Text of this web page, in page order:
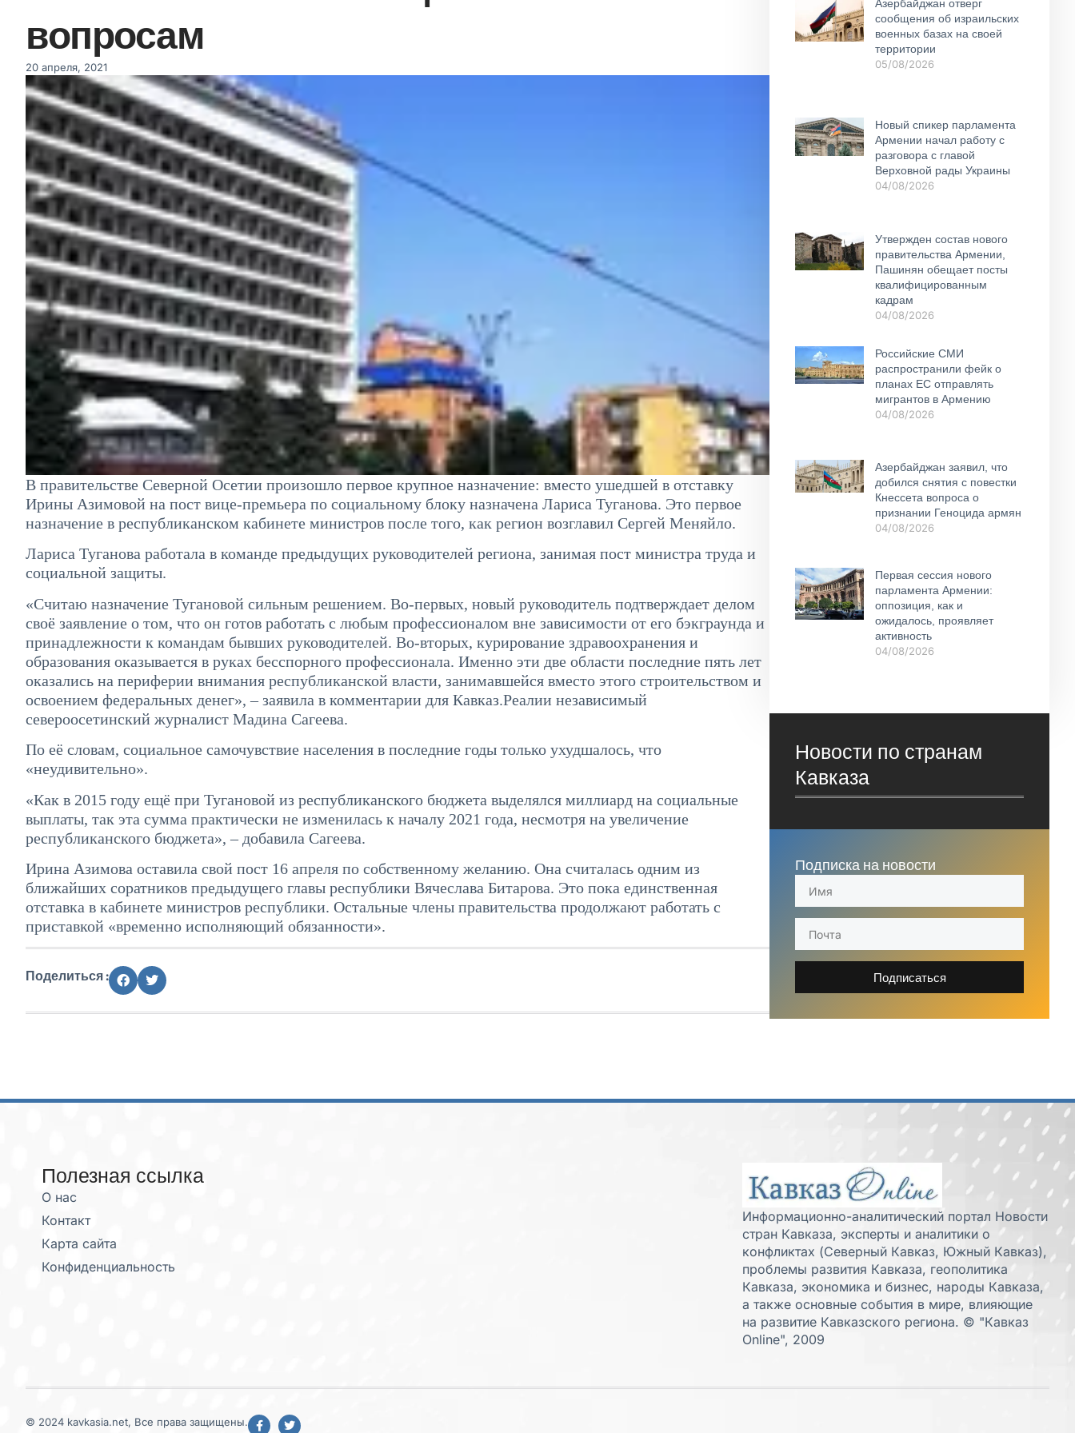
вопросам
20 апреля, 2021
В правительстве Северной Осетии произошло первое крупное назначение: вместо ушедшей в отставку
Ирины Азимовой на пост вице-премьера по социальному блоку назначена Лариса Туганова. Это первое
назначение в республиканском кабинете министров после того, как регион возглавил Сергей Меняйло.
Лариса Туганова работала в команде предыдущих руководителей региона, занимая пост министра труда и
социальной защиты.
«Считаю назначение Тугановой сильным решением. Во-первых, новый руководитель подтверждает делом
своё заявление о том, что он готов работать с любым профессионалом вне зависимости от его бэкграунда и
принадлежности к командам бывших руководителей. Во-вторых, курирование здравоохранения и
образования оказывается в руках бесспорного профессионала. Именно эти две области последние пять лет
оказались на периферии внимания республиканской власти, занимавшейся вместо этого строительством и
освоением федеральных денег», – заявила в комментарии для Кавказ.Реалии независимый
североосетинский журналист Мадина Сагеева.
По её словам, социальное самочувствие населения в последние годы только ухудшалось, что
«неудивительно».
«Как в 2015 году ещё при Тугановой из республиканского бюджета выделялся миллиард на социальные
выплаты, так эта сумма практически не изменилась к началу 2021 года, несмотря на увеличение
республиканского бюджета», – добавила Сагеева.
Ирина Азимова оставила свой пост 16 апреля по собственному желанию. Она считалась одним из
ближайших соратников предыдущего главы республики Вячеслава Битарова. Это пока единственная
отставка в кабинете министров республики. Остальные члены правительства продолжают работать с
приставкой «временно исполняющий обязанности».
Поделиться :
Азербайджан отверг
сообщения об израильских
военных базах на своей
территории
05/08/2026
Новый спикер парламента
Армении начал работу с
разговора с главой
Верховной рады Украины
04/08/2026
Утвержден состав нового
правительства Армении,
Пашинян обещает посты
квалифицированным
кадрам
04/08/2026
Российские СМИ
распространили фейк о
планах ЕС отправлять
мигрантов в Армению
04/08/2026
Азербайджан заявил, что
добился снятия с повестки
Кнессета вопроса о
признании Геноцида армян
04/08/2026
Первая сессия нового
парламента Армении:
оппозиция, как и
ожидалось, проявляет
активность
04/08/2026
Новости по странам
Кавказа
Подписка на новости
Подписаться
Полезная ссылка
О нас
Контакт
Карта сайта
Конфиденциальность
Информационно-аналитический портал Новости
стран Кавказа, эксперты и аналитики о
конфликтах (Северный Кавказ, Южный Кавказ),
проблемы развития Кавказа, геополитика
Кавказа, экономика и бизнес, народы Кавказа,
а также основные события в мире, влияющие
на развитие Кавказского региона. © "Кавказ
Online", 2009
© 2024 kavkasia.net, Все права защищены.